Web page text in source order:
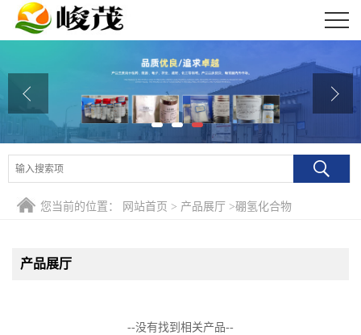
公司介绍
公司动态
产品展厅
证书荣誉
您当前的位置： 网站首页 > 产品展厅 >硼氢化合物
产品展厅
--没有找到相关产品--